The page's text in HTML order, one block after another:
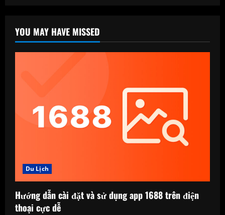
YOU MAY HAVE MISSED
Du Lịch
Hướng dẫn cài đặt và sử dụng app 1688 trên điện
thoại cực dễ